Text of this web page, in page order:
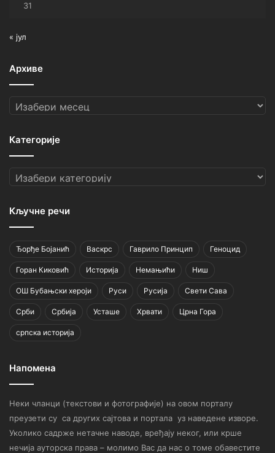
31
« јул
Архиве
Архиве
Категорије
Категорије
Кључне речи
Ђорђе Бојанић Васкрс Гаврило Принцип Геноцид
Горан Киковић Историја Немањићи Ниш
ОШ Бубањски хероји Руси Русија Свети Сава
Срби Србија Усташе Хрвати Црна Гора
српска историја
Напомена
Неки чланци (текстови и фотографије) на овом порталу
преузети су са других сајтова и портала уз наведене изворе.
Уколико садрже нетачне наводе, вређају неког, или крше
нечија ауторска права – молимо Вас да нас о томе обавестите